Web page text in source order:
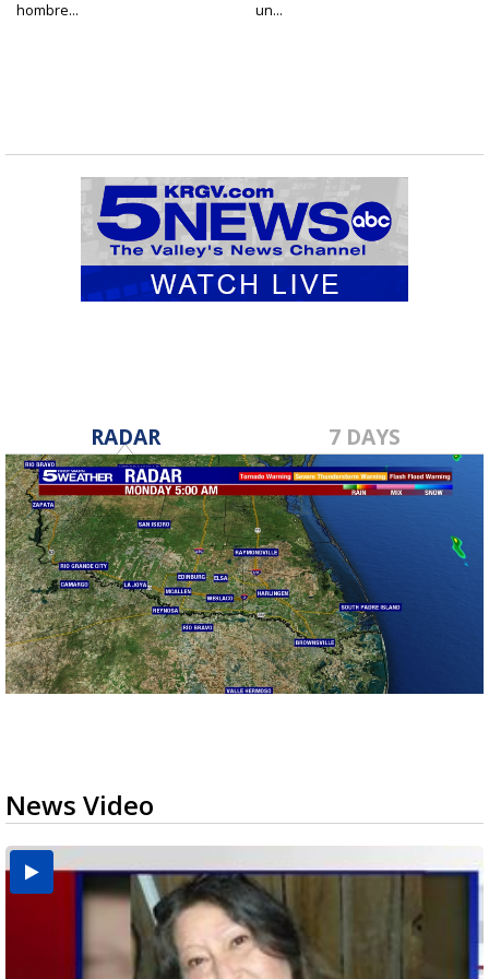
hombre...
un...
RADAR 7 DAYS
News Video